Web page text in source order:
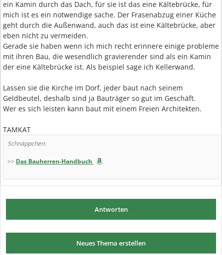
ein Kamin durch das Dach, für sie ist das eine Kältebrücke, für
mich ist es ein notwendige sache. Der Frasenabzug einer Küche
geht durch die Außenwand, auch das ist eine Kältebrücke, aber
eben nicht zu vermeiden.
Gerade sie haben wenn ich mich recht erinnere einige probleme
mit ihren Bau, die wesendlich gravierender sind als ein Kamin
der eine Kältebrücke ist. Als beispiel sage ich Kellerwand.
Lassen sie die Kirche im Dorf, jeder baut nach seinem
Geldbeutel, deshalb sind ja Bauträger so gut im Geschäft.
Wer es sich leisten kann baut mit einem Freien Architekten.
TAMKAT
Schnäppchen:
>> Das Bauherren-Handbuch
Antworten
Neues Thema erstellen